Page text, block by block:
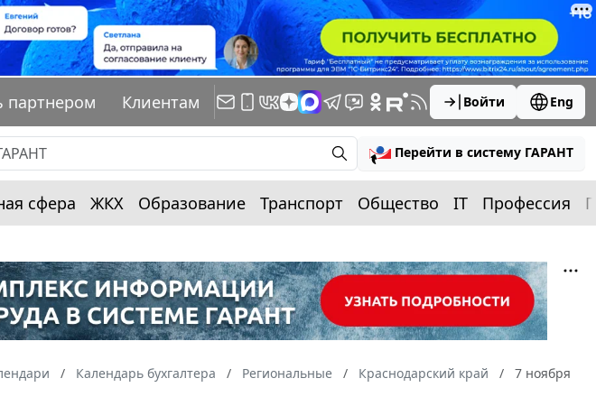
партнером Клиентам Войти Eng
Перейти в систему ГАРАНТ
сфера ЖКХ Образование Транспорт Общество IT Профессия
Календарь бухгалтера Региональные Краснодарский край
7 ноября